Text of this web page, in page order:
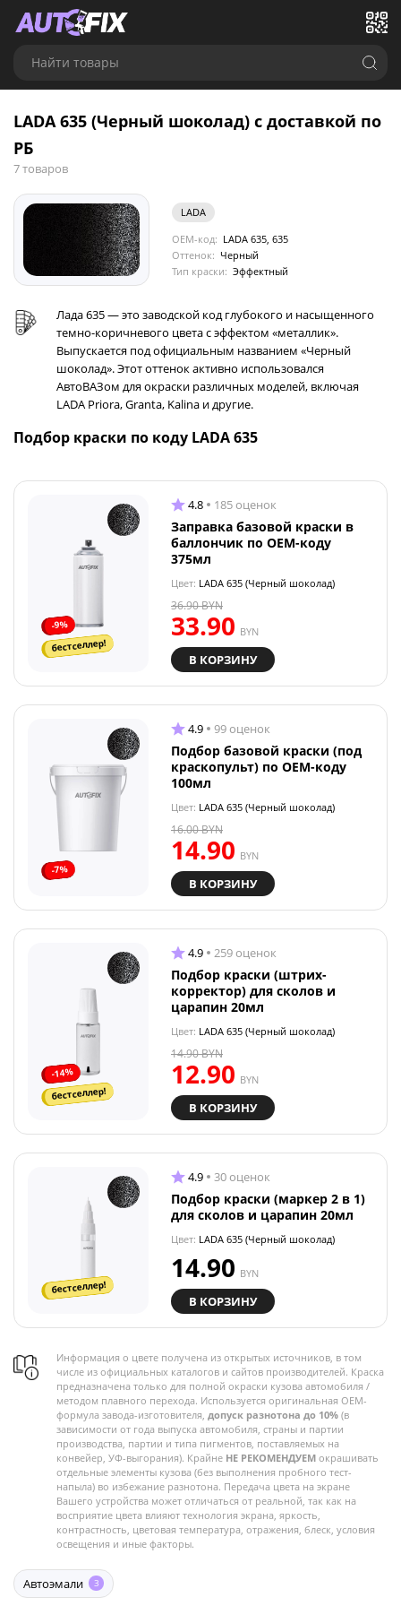
Найти товары
LADA 635 (Черный шоколад) с доставкой по
РБ
7 товаров
LADA
OEM-код: LADA 635, 635
Оттенок: Черный
Тип краски: Эффектный
Лада 635 — это заводской код глубокого и насыщенного
темно-коричневого цвета с эффектом «металлик».
Выпускается под официальным названием «Черный
шоколад». Этот оттенок активно использовался
АвтоВАЗом для окраски различных моделей, включая
LADA Priora, Granta, Kalina и другие.
Подбор краски по коду LADA 635
-9%
бестселлер!
4.8 185 оценок
Заправка базовой краски в
баллончик по OEM-коду
375мл
Цвет: LADA 635 (Черный шоколад)
33.90 BYN
36.90BYN
В КОРЗИНУ
-7%
4.9 99 оценок
Подбор базовой краски (под
краскопульт) по OEM-коду
100мл
Цвет: LADA 635 (Черный шоколад)
14.90 BYN
16.00BYN
В КОРЗИНУ
-14%
бестселлер!
4.9 259 оценок
Подбор краски (штрих-
корректор) для сколов и
царапин 20мл
Цвет: LADA 635 (Черный шоколад)
12.90 BYN
14.90BYN
В КОРЗИНУ
бестселлер!
4.9 30 оценок
Подбор краски (маркер 2 в 1)
для сколов и царапин 20мл
Цвет: LADA 635 (Черный шоколад)
14.90 BYN
В КОРЗИНУ
Информация о цвете получена из открытых источников, в том
числе из официальных каталогов и сайтов производителей. Краска
предназначена только для полной окраски кузова автомобиля /
методом плавного перехода. Используется оригинальная OEM-
формула завода-изготовителя, допуск разнотона до 10% (в
зависимости от года выпуска автомобиля, страны и партии
производства, партии и типа пигментов, поставляемых на
конвейер, УФ-выгорания). Крайне НЕ РЕКОМЕНДУЕМ окрашивать
отдельные элементы кузова (без выполнения пробного тест-
напыла) во избежание разнотона. Передача цвета на экране
Вашего устройства может отличаться от реальной, так как на
восприятие цвета влияют технология экрана, яркость,
контрастность, цветовая температура, отражения, блеск, условия
освещения и иные факторы.
Автоэмали 3